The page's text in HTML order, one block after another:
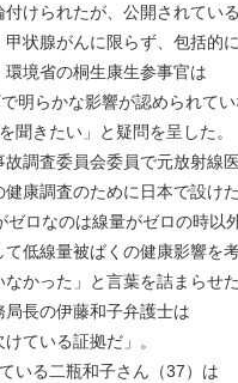
けられたが、公開されてい
状腺がんに限らず、包括的
境省の桐生康生参事官は
明らかな影響が認められてい
聞きたい」と疑問を呈した。
調査委員会委員で元放射線
康調査のために日本で設け
ロなのは線量がゼロの時以
低線量被ばくの健康影響を
かった」と言葉を詰まらせ
長の伊藤和子弁護士は
ている証拠だ」。
いる二瓶和子さん（37）は